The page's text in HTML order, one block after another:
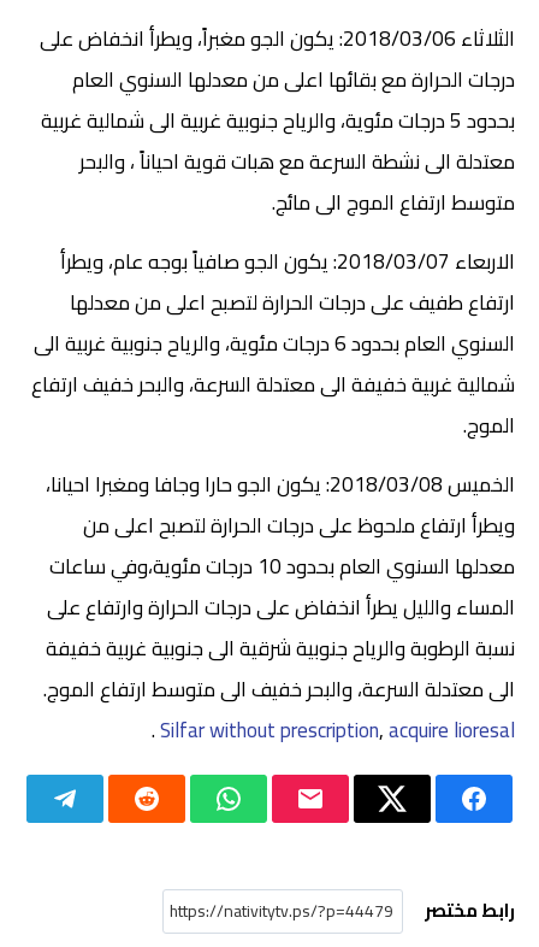
الثلاثاء 2018/03/06: يكون الجو مغبراً، ويطرأ انخفاض على
درجات الحرارة مع بقائها اعلى من معدلها السنوي العام
بحدود 5 درجات مئوية، والرياح جنوبية غربية الى شمالية غربية
معتدلة الى نشطة السرعة مع هبات قوية احياناً ، والبحر
متوسط ارتفاع الموج الى مائج.
الاربعاء 2018/03/07: يكون الجو صافياً بوجه عام، ويطرأ
ارتفاع طفيف على درجات الحرارة لتصبح اعلى من معدلها
السنوي العام بحدود 6 درجات مئوية، والرياح جنوبية غربية الى
شمالية غربية خفيفة الى معتدلة السرعة، والبحر خفيف ارتفاع
الموج.
الخميس 2018/03/08: يكون الجو حارا وجافا ومغبرا احيانا،
ويطرأ ارتفاع ملحوظ على درجات الحرارة لتصبح اعلى من
معدلها السنوي العام بحدود 10 درجات مئوية،وفي ساعات
المساء والليل يطرأ انخفاض على درجات الحرارة وارتفاع على
نسبة الرطوبة والرياح جنوبية شرقية الى جنوبية غربية خفيفة
الى معتدلة السرعة، والبحر خفيف الى متوسط ارتفاع الموج.
Silfar without prescription,acquire lioresal
.
رابط مختصر